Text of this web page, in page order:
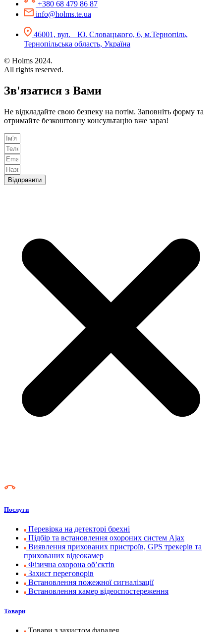
+380 68 479 86 87
info@holms.te.ua
46001, вул. Ю. Словацького, 6, м.Тернопіль,
Тернопільська область, Україна
© Holms 2024.
All rights reserved.
Зв'язатися з Вами
Не відкладайте свою безпеку на потім. Заповніть форму та
отримайте безкоштовну консультацію вже зараз!
Відправити
Послуги
Перевірка на детекторі брехні
Підбір та встановлення охороних систем Ajax
Виявлення прихованих пристроїв, GPS трекерів та
прихованих відеокамер
Фізична охорона об’єктів
Захист переговорів
Встановлення пожежної сигналізації
Встановлення камер відеоспостереження
Товари
Товари з захистом фарадея